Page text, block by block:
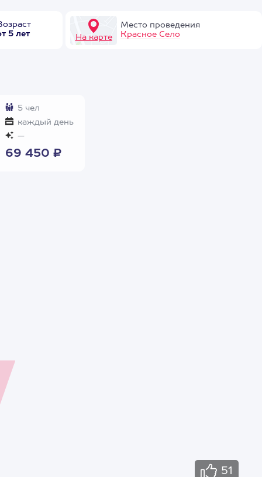
5 лет
На карте
Место проведения
Красное Село
5 чел
каждый день
—
69 450 ₽
51